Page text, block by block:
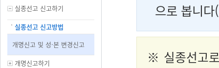
실종선고 신고하기
실종선고 신고방법
개명신고 및 성·본 변경신고
개명신고하기
으로 봅니다(
※ 실종선고